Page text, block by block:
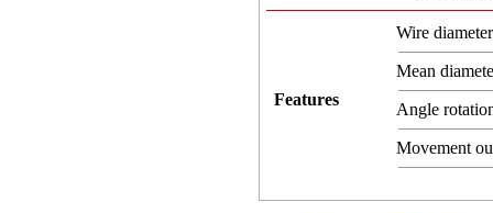
Features
Wire
Mean
Angle
Movement